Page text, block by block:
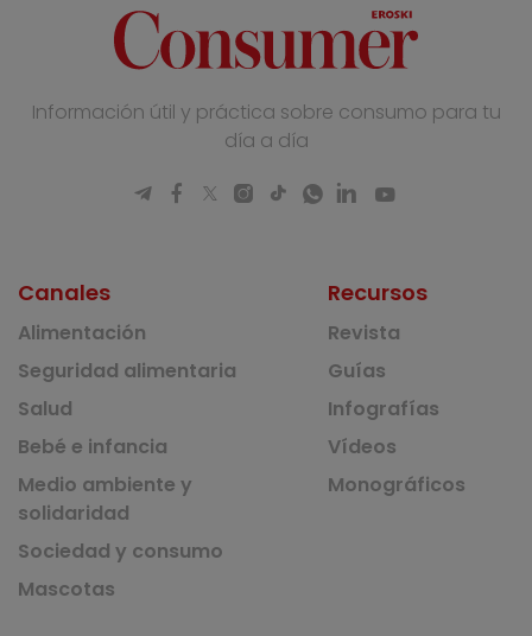
Información útil y práctica sobre consumo para tu
día a día
Canales
Alimentación
Seguridad alimentaria
Salud
Bebé e infancia
Medio ambiente y
solidaridad
Sociedad y consumo
Mascotas
Recursos
Revista
Guías
Infografías
Vídeos
Monográficos